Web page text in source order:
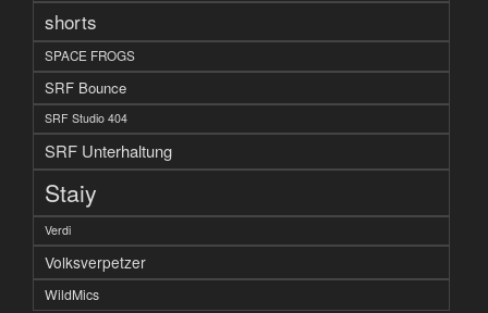
shorts
SPACE FROGS
SRF Bounce
SRF Studio 404
SRF Unterhaltung
Staiy
Verdi
Volksverpetzer
WildMics